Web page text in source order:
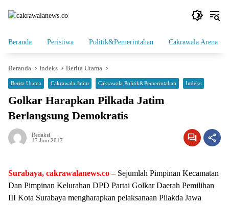
Beranda Peristiwa Politik&Pemerintahan Cakrawala Arena
Beranda Indeks Berita Utama
Berita Utama Cakrawala Jatim Cakrawala Politik&Pemerintahan Indeks
Golkar Harapkan Pilkada Jatim
Berlangsung Demokratis
Redaksi
17 Juni 2017
Surabaya, cakrawalanews.co –Sejumlah Pimpinan Kecamatan
Dan Pimpinan Kelurahan DPD Partai Golkar Daerah Pemilihan
III Kota Surabaya mengharapkan pelaksanaan Pilakda Jawa